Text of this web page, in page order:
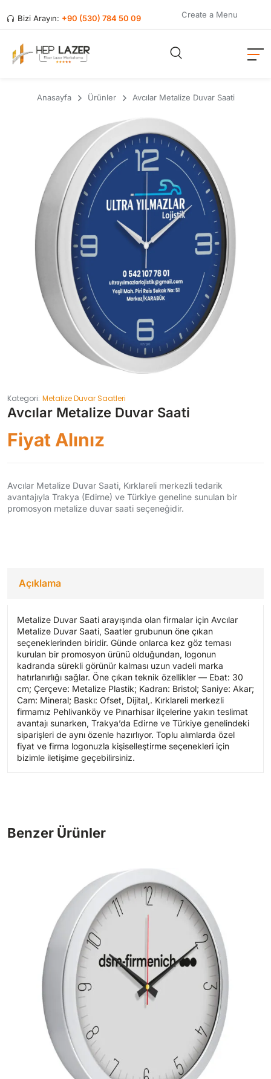
Bizi Arayın: +90 (530) 784 50 09 Create a Menu
Anasayfa Ürünler Avcılar Metalize Duvar Saati
Kategori: Metalize Duvar Saatleri
Avcılar Metalize Duvar Saati
Fiyat Alınız
Avcılar Metalize Duvar Saati, Kırklareli merkezli tedarik
avantajıyla Trakya (Edirne) ve Türkiye geneline sunulan bir
promosyon metalize duvar saati seçeneğidir.
Açıklama
Metalize Duvar Saati arayışında olan firmalar için Avcılar
Metalize Duvar Saati, Saatler grubunun öne çıkan
seçeneklerinden biridir. Günde onlarca kez göz teması
kurulan bir promosyon ürünü olduğundan, logonun
kadranda sürekli görünür kalması uzun vadeli marka
hatırlanırlığı sağlar. Öne çıkan teknik özellikler — Ebat: 30
cm; Çerçeve: Metalize Plastik; Kadran: Bristol; Saniye: Akar;
Cam: Mineral; Baskı: Ofset, Dijital,. Kırklareli merkezli
firmamız Pehlivanköy ve Pınarhisar ilçelerine yakın teslimat
avantajı sunarken, Trakya’da Edirne ve Türkiye genelindeki
siparişleri de aynı özenle hazırlıyor. Toplu alımlarda özel
fiyat ve firma logonuzla kişiselleştirme seçenekleri için
bizimle iletişime geçebilirsiniz.